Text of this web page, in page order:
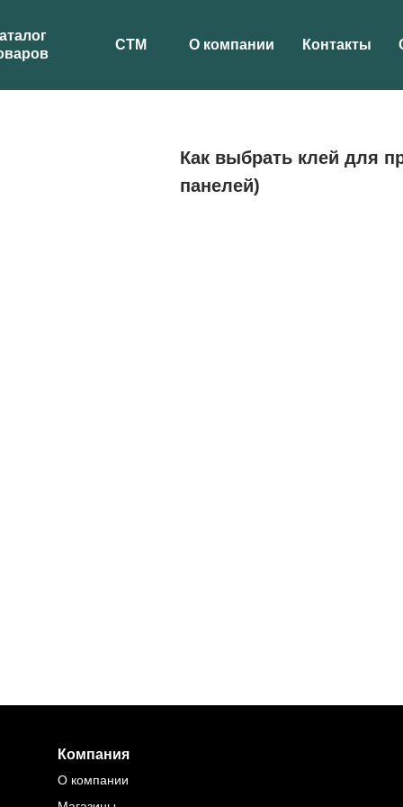
СТМ О компании Контакты
Как выбрать клей для
панелей)
Компания
О компании